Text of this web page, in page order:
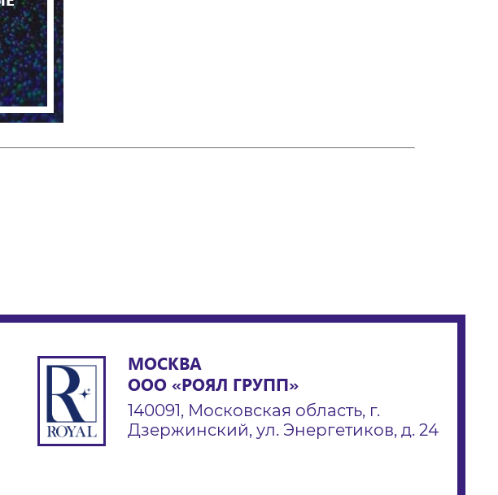
МОСКВА
ООО «РОЯЛ ГРУПП»
140091, Московская область, г.
Дзержинский, ул. Энергетиков, д. 24